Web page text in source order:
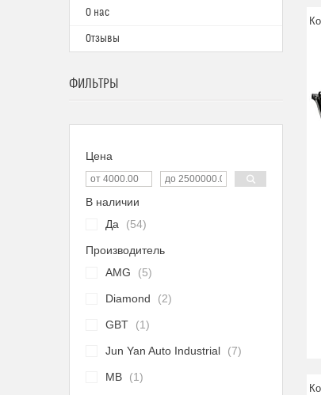
О нас
Отзывы
ФИЛЬТРЫ
Цена
В наличии
Да
54
Производитель
AMG
5
Diamond 2
GBT 1
Jun Yan Auto Industrial 7
MB 1